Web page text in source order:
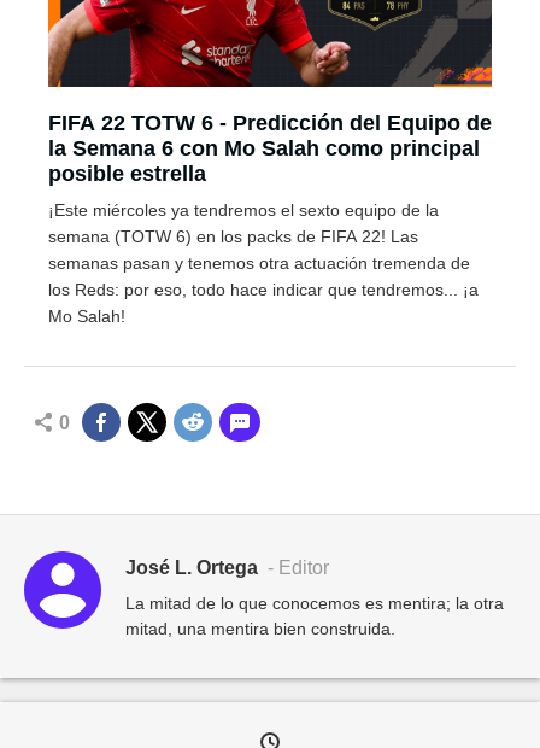
FIFA 22 TOTW 6 - Predicción del Equipo de
la Semana 6 con Mo Salah como principal
posible estrella
¡Este miércoles ya tendremos el sexto equipo de la
semana (TOTW 6) en los packs de FIFA 22! Las
semanas pasan y tenemos otra actuación tremenda de
los Reds: por eso, todo hace indicar que tendremos... ¡a
Mo Salah!
0
José L. Ortega - Editor
La mitad de lo que conocemos es mentira; la otra
mitad, una mentira bien construida.